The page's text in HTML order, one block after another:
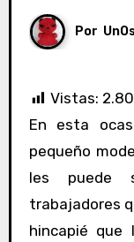
Por
Vistas:
En esta ocasión comparto con ustedes un
pequeño
les puede
trabajadores
hincapié